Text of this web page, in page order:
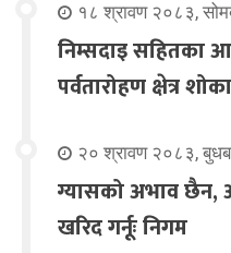
१८ श्रावण २०८३,
निम्सदाइ सहितका
पर्वतारोहण क्षेत्र
२० श्रावण २०८३,
ग्यासको अभाव छैन,
खरिद गर्नूः निगम